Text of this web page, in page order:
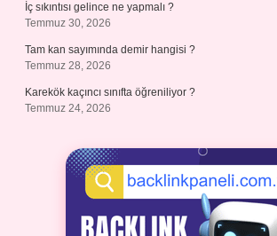
İç sıkıntısı gelince ne yapmalı ?
Temmuz 30, 2026
Tam kan sayımında demir hangisi ?
Temmuz 28, 2026
Karekök kaçıncı sınıfta öğreniliyor ?
Temmuz 24, 2026